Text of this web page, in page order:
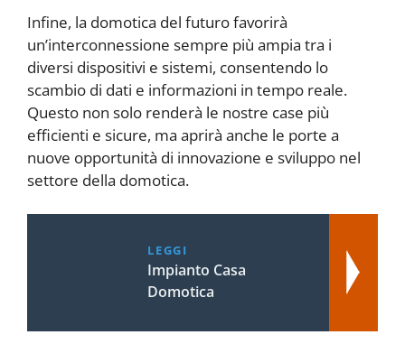
Infine, la domotica del futuro favorirà
un’interconnessione sempre più ampia tra i
diversi dispositivi e sistemi, consentendo lo
scambio di dati e informazioni in tempo reale.
Questo non solo renderà le nostre case più
efficienti e sicure, ma aprirà anche le porte a
nuove opportunità di innovazione e sviluppo nel
settore della domotica.
LEGGI
Impianto Casa
Domotica